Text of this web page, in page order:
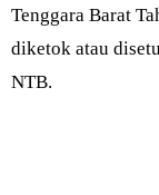
Tenggara Barat
diketok atau
NTB.